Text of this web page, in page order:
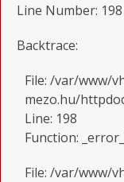
Line Number: 198
Backtrace:
File: /var/www/
mezo.hu/
Line: 198
Function:
File: /var/www/